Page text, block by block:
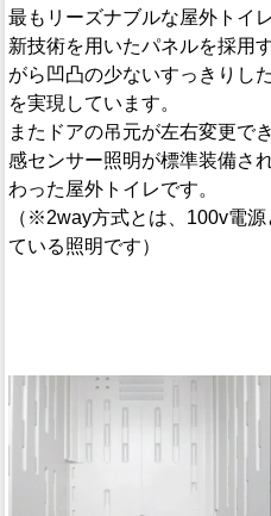
最もリーズナブルな屋外トイレ
新技術を用いたパネルを採用
がら凹凸の少ないすっきりし
を実現しています。
またドアの吊元が左右変更で
感センサー照明が標準装備さ
わった屋外トイレです。
（※2way方式とは、100v電
ている照明です）